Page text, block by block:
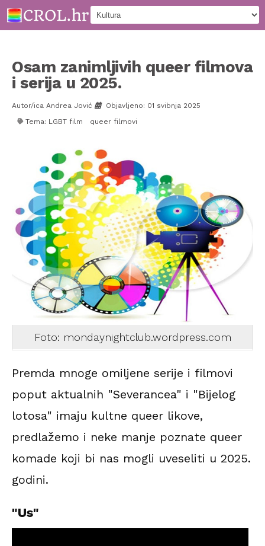
Osam zanimljivih queer filmova
i serija u 2025.
Autor/ica Andrea Jović
Objavljeno: 01 svibnja 2025
Tema: LGBT film queer filmovi
Foto: mondaynightclub.wordpress.com
Premda mnoge omiljene serije i filmovi
poput aktualnih "Severancea" i "Bijelog
lotosa" imaju kultne queer likove,
predlažemo i neke manje poznate queer
komade koji bi nas mogli uveseliti u 2025.
godini.
"Us"